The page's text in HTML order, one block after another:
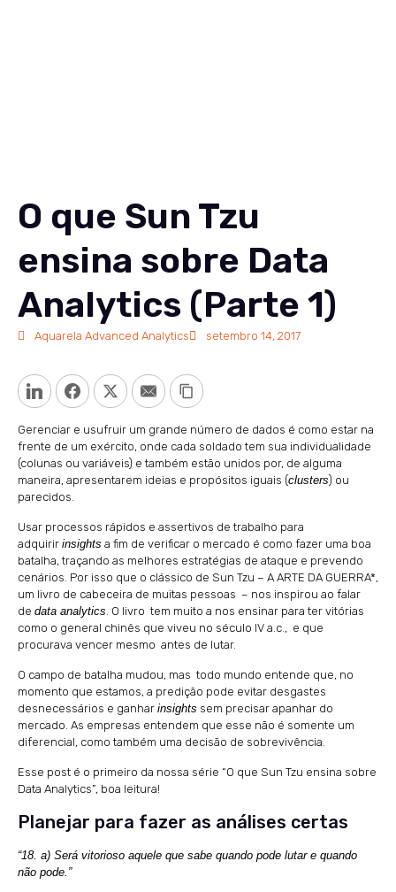
O que Sun Tzu
ensina sobre Data
Analytics (Parte 1)
Aquarela Advanced Analytics setembro 14, 2017
LinkedInFacebookTwitterEmail Copy Link
Gerenciar e usufruir um grande número de dados é como estar na
frente de um exército, onde cada soldado tem sua individualidade
(colunas ou variáveis) e também estão unidos por, de alguma
maneira, apresentarem ideias e propósitos iguais (clusters) ou
parecidos.
Usar processos rápidos e assertivos de trabalho para
adquirir insights a fim de verificar o mercado é como fazer uma boa
batalha, traçando as melhores estratégias de ataque e prevendo
cenários. Por isso que o clássico de Sun Tzu – A ARTE DA GUERRA*,
um livro de cabeceira de muitas pessoas – nos inspirou ao falar
de data analytics. O livro tem muito a nos ensinar para ter vitórias
como o general chinês que viveu no século IV a.c., e que
procurava vencer mesmo antes de lutar.
O campo de batalha mudou, mas todo mundo entende que, no
momento que estamos, a predição pode evitar desgastes
desnecessários e ganhar insights sem precisar apanhar do
mercado. As empresas entendem que esse não é somente um
diferencial, como também uma decisão de sobrevivência.
Esse post é o primeiro da nossa série “O que Sun Tzu ensina sobre
Data Analytics”, boa leitura!
Planejar para fazer as análises certas
“18. a) Será vitorioso aquele que sabe quando pode lutar e quando
não pode.”